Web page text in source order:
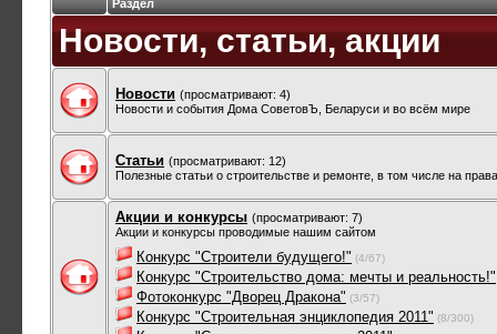
Раздел
Новости, статьи, акции
Новости (просматривают: 4)
Новости и события Дома СоветовЪ, Беларуси и во всём мире
Статьи (просматривают: 12)
Полезные статьи о строительстве и ремонте, в том числе на
Акции и конкурсы (просматривают: 7)
Акции и конкурсы проводимые нашим сайтом
Конкурс "Строители будущего!" (4/67)
Конкурс "Строительство дома: мечты и реальность!"
Фотоконкурс "Дворец Дракона" (3/57)
Конкурс "Строительная энциклопедия 2011" (8/300)